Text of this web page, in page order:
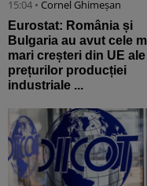
15:04 • Cornel Ghimeșan
Eurostat: România și
Bulgaria au avut cele
mari creșteri din UE ale
prețurilor producției
industriale ...